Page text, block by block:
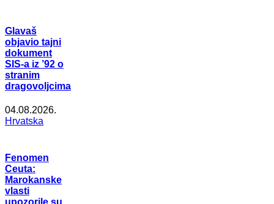
Glavaš
objavio tajni
dokument
SIS-a iz ’92 o
stranim
dragovoljcima
04.08.2026.
Hrvatska
Fenomen
Ceuta:
Marokanske
vlasti